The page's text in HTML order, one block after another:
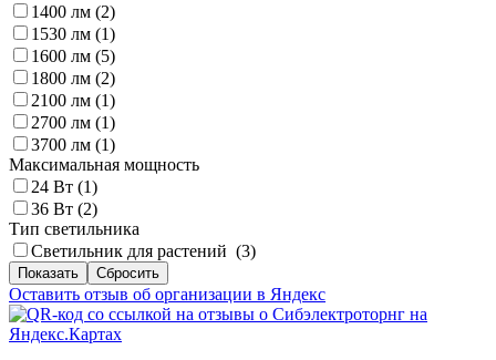
1400 лм (2)
1530 лм (1)
1600 лм (5)
1800 лм (2)
2100 лм (1)
2700 лм (1)
3700 лм (1)
Максимальная мощность
24 Вт (1)
36 Вт (2)
Тип светильника
Светильник для растений (3)
Оставить отзыв об организации в Яндекс